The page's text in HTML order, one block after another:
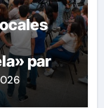
para
las